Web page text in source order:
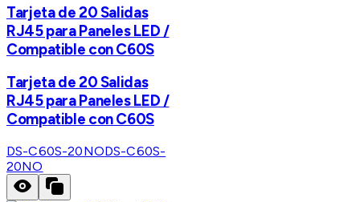
Tarjeta de 20 Salidas
RJ45 para Paneles LED /
Compatible con C60S
Tarjeta de 20 Salidas
RJ45 para Paneles LED /
Compatible con C60S
DS-C60S-20NODS-C60S-
20NO